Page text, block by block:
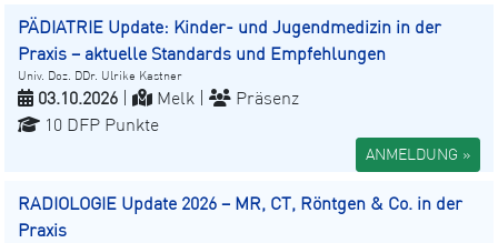
PÄDIATRIE Update: Kinder- und Jugendmedizin in der
Praxis – aktuelle Standards und Empfehlungen
Univ. Doz. DDr. Ulrike Kastner
03.10.2026 Melk |
Präsenz
10 DFP Punkte
ANMELDUNG »
RADIOLOGIE Update 2026 – MR, CT, Röntgen & Co. in der
Praxis